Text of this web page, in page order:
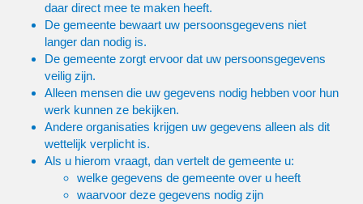
daar direct mee te maken heeft.
De gemeente bewaart uw persoonsgegevens niet
langer dan nodig is.
De gemeente zorgt ervoor dat uw persoonsgegevens
veilig zijn.
Alleen mensen die uw gegevens nodig hebben voor hun
werk kunnen ze bekijken.
Andere organisaties krijgen uw gegevens alleen als dit
wettelijk verplicht is.
Als u hierom vraagt, dan vertelt de gemeente u:
welke gegevens de gemeente over u heeft
waarvoor deze gegevens nodig zijn